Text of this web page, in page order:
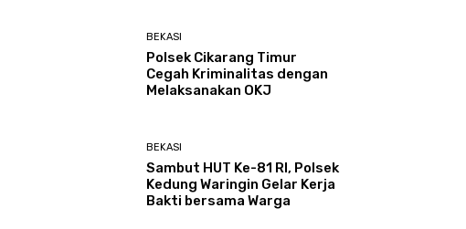
BEKASI
Polsek Cikarang Timur
Cegah Kriminalitas dengan
Melaksanakan OKJ
BEKASI
Sambut HUT Ke-81 RI, Polsek
Kedung Waringin Gelar Kerja
Bakti bersama Warga